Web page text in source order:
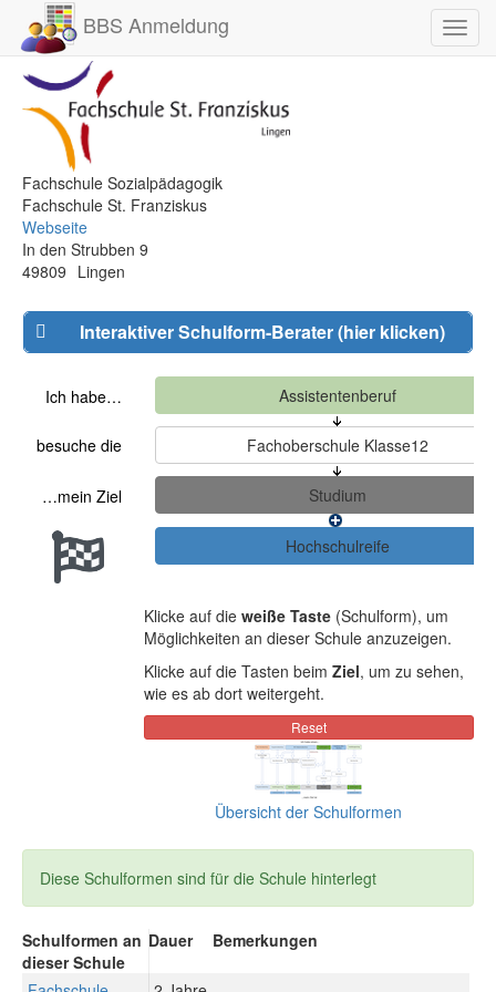
BBS Anmeldung
Fachschule Sozialpädagogik
Fachschule St. Franziskus
Webseite
In den Strubben 9
49809 Lingen
Interaktiver Schulform-Berater (hier klicken)
Ich habe…
besuche die
…mein Ziel
Klicke auf die weiße Taste(Schulform), um
Möglichkeiten an dieser Schule anzuzeigen.
Klicke auf die Tasten beim Ziel, um zu sehen,
wie es ab dort weitergeht.
Übersicht der Schulformen
Diese Schulformen sind für die Schule hinterlegt
Schulformen an
dieser Schule
Dauer Bemerkungen